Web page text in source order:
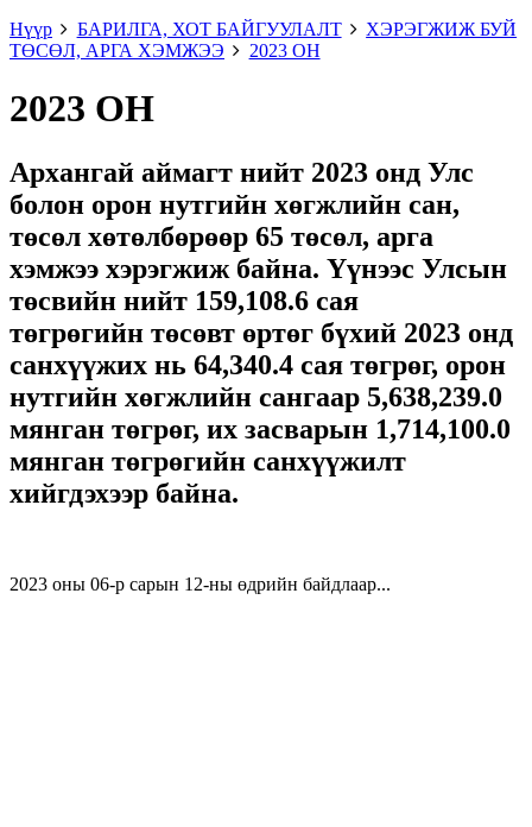
Нүүр
БАРИЛГА, ХОТ БАЙГУУЛАЛТ
ХЭРЭГЖИЖ БУЙ
ТӨСӨЛ, АРГА ХЭМЖЭЭ
2023 ОН
2023 ОН
Архангай аймагт нийт 2023 онд Улс
болон орон нутгийн хөгжлийн сан,
төсөл хөтөлбөрөөр 65 төсөл, арга
хэмжээ хэрэгжиж байна. Үүнээс Улсын
төсвийн нийт 159,108.6 сая
төгрөгийн төсөвт өртөг бүхий 2023 онд
санхүүжих нь 64,340.4 сая төгрөг, орон
нутгийн хөгжлийн сангаар 5,638,239.0
мянган төгрөг, их засварын 1,714,100.0
мянган төгрөгийн санхүүжилт
хийгдэхээр байна.
2023 оны 06-р сарын 12-ны өдрийн байдлаар...